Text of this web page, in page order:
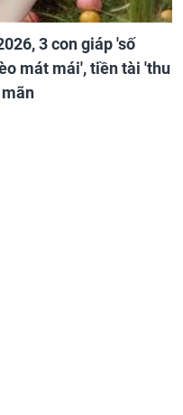
3 con giáp 'số
mát mái', tiền tài 'thu